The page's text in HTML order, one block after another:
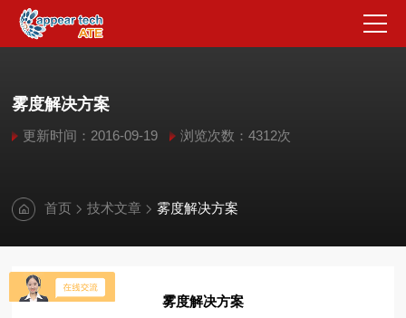
雾度解决方案
更新时间：2016-09-19 浏览次数：4312次
首页 技术文章 雾度解决方案
雾度解决方案